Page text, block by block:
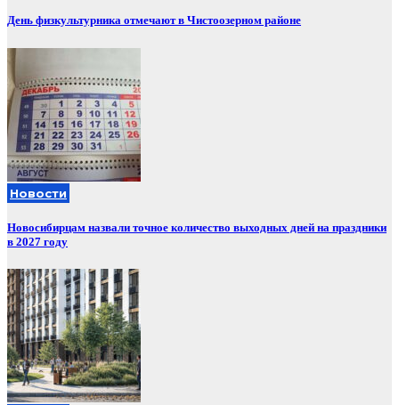
День физкультурника отмечают в Чистоозерном районе
Новости
Новосибирцам назвали точное количество выходных дней на праздники
в 2027 году